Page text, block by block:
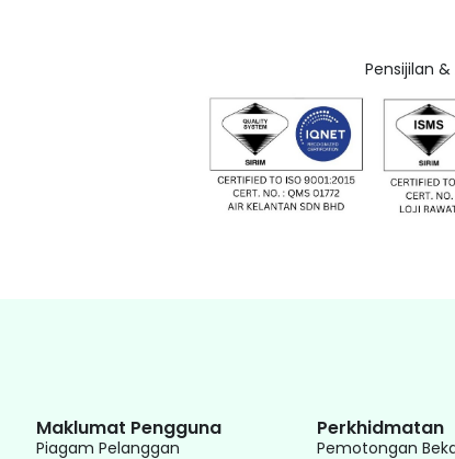
Pensijilan
Maklumat Pengguna
Piagam Pelanggan
Perkhidmatan
Pemotongan